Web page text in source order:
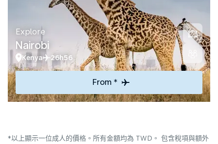
Explore
Nairobi
Kenya 26h56
From *
*以上顯示一位成人的價格。所有金額均為 TWD。 包含稅項與額外